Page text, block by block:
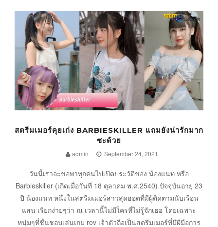
สตรีมเมอร์คุยเก่ง BARBIESKILLER แถมยังน่ารักมาก
ซะด้วย
admin September 24, 2021
วันนี้เราจะขอพาทุกคนไปเปิดประวัติของ น้องแนท หรือ
Barbieskiller (เกิดเมื่อวันที่ 18 ตุลาคม พ.ศ.2540) ปัจจุบันอายุ 23
ปี น้องแนท หนึ่งในสตรีมเมอร์สาวสุดฮอตที่มีผู้ติดตามนับเรือน
แสน เรียกง่ายๆว่า ณ เวลานี้ไม่มีใครที่ไม่รู้จักเธอ โดยเฉพาะ
หนุ่มๆที่ชื่นชอบเล่นเกม rov เจ้าตัวถือเป็นสตรีมเมอร์ที่มีฝีมือการ